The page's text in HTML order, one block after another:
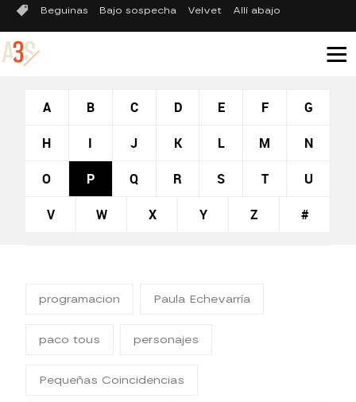
Beguinas Bajo sospecha Velvet Allí abajo
A B C D E F G
H I J K L M N
O P Q R S T U
V W X Y Z #
programacion Paula Echevarría
paco tous personajes
Pequeñas Coincidencias